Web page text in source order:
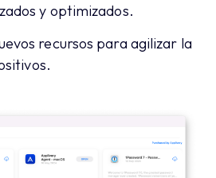
y optimizados.
recursos para agilizar la